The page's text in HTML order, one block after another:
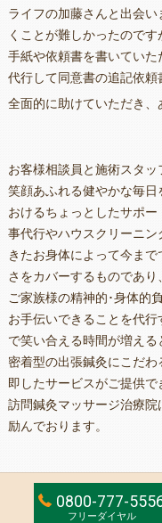
ライフの加藤さんと出会
くことが難しかったので
手紙や依頼書を書いてい
代行して同意書の追記依頼
全面的に助けていただき、
お客様相談員と施術スタッ
笑顔あふれる健やかな毎
おけるちょっとしたサポ
事代行やハウスクリーニ
きたお身体によって今ま
さをカバーするものであ
ご家族様の精神的･身体的
お手伝いできることを代
で笑い合える時間が増え
密着型の出張鍼灸にこだ
即したサービスがご提供
訪問鍼灸マッサージ治療
励んでおります。
0800-777-
フリーダイヤル